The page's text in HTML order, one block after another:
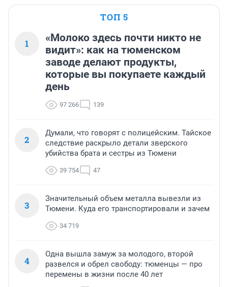
ТОП 5
1
«Молоко здесь почти никто не
видит»: как на тюменском
заводе делают продукты,
которые вы покупаете каждый
день
97 266 139
2
Думали, что говорят с полицейским. Тайское
следствие раскрыло детали зверского
убийства брата и сестры из Тюмени
39 754 47
3
Значительный объем металла вывезли из
Тюмени. Куда его транспортировали и зачем
34 719
4
Одна вышла замуж за молодого, второй
развелся и обрел свободу: тюменцы — про
перемены в жизни после 40 лет